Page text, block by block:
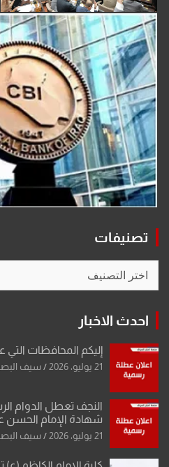
تصنيفات
احدث الاخبار
إليكم المحافظات
21 يوليو، 2026 سيف
النجف تعطل الدوام
شهادة الإمام الحسن
21 يوليو، 2026 سيف